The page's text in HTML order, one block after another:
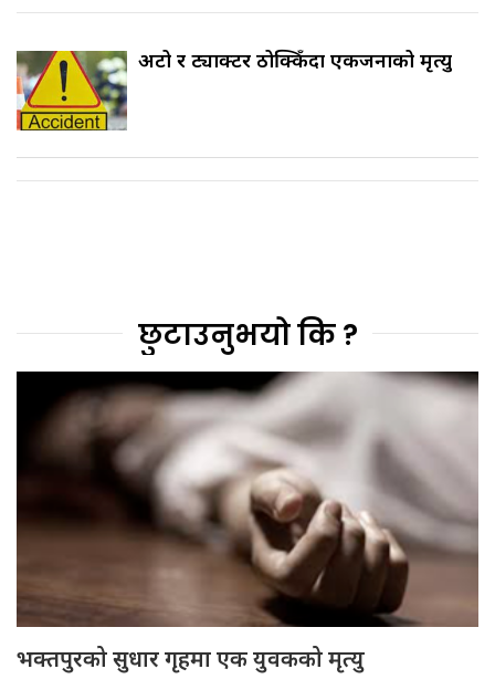
अटो र ट्याक्टर ठोक्किँदा एकजनाको मृत्यु
छुटाउनुभयो कि ?
भक्तपुरको सुधार गृहमा एक युवकको मृत्यु